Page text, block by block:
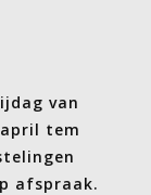
van
tem
afspraak.